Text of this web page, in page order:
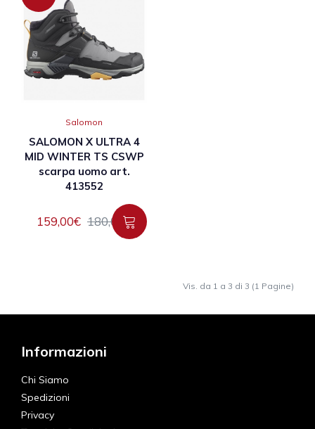
Salomon
SALOMON X ULTRA 4
MID WINTER TS CSWP
scarpa uomo art.
413552
159,00€ 180,00€
Vis. da 1 a 3 di 3 (1 Pagine)
Informazioni
Chi Siamo
Spedizioni
Privacy